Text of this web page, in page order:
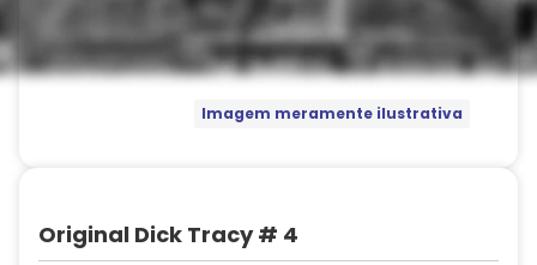
Imagem meramente ilustrativa
Original Dick Tracy # 4